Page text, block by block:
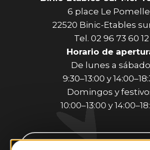
6 place Le
22520 Binic-Etables
Tel. 02 96 73 60 12
Horario de
De lunes a
9:30–13:00 y
Domingos y
10:00–13:00 y
Póngase en contacto con